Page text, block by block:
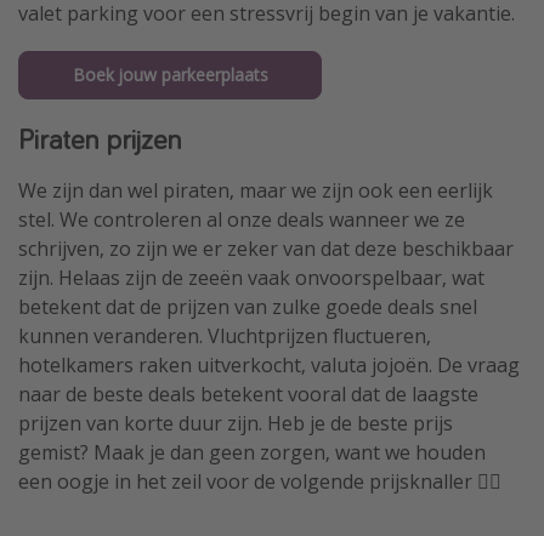
valet parking voor een stressvrij begin van je vakantie.
Boek jouw parkeerplaats
Piraten prijzen
We zijn dan wel piraten, maar we zijn ook een eerlijk
stel. We controleren al onze deals wanneer we ze
schrijven, zo zijn we er zeker van dat deze beschikbaar
zijn. Helaas zijn de zeeën vaak onvoorspelbaar, wat
betekent dat de prijzen van zulke goede deals snel
kunnen veranderen. Vluchtprijzen fluctueren,
hotelkamers raken uitverkocht, valuta jojoën. De vraag
naar de beste deals betekent vooral dat de laagste
prijzen van korte duur zijn. Heb je de beste prijs
gemist? Maak je dan geen zorgen, want we houden
een oogje in het zeil voor de volgende prijsknaller 🏴‍☠️